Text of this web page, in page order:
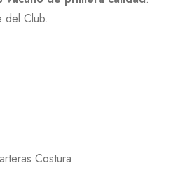
del Club.
Costura